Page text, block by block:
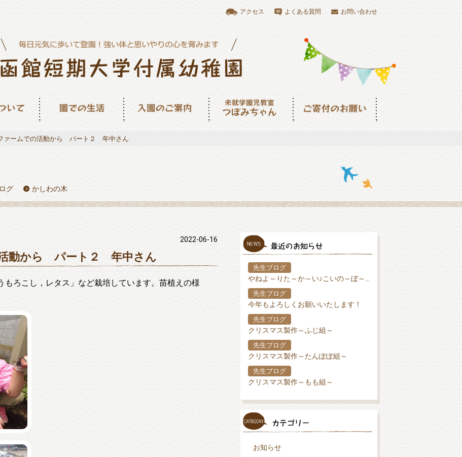
アクセス よくある質問 お問い合わせ
ァームでの活動から パート２ 年中さん
グ かしわの木
2022-06-16
動から パート２ 年中さん
ろこし，レタス」など栽培しています。苗植えの様
先生ブログ
先生ブログ
今年もよろしくお願いいたします！
先生ブログ
クリスマス製作～ふじ組～
先生ブログ
クリスマス製作～たんぽぽ組～
先生ブログ
クリスマス製作～もも組～
お知らせ